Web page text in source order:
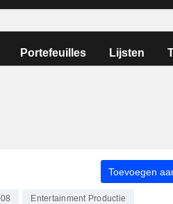
Portefeuilles Lijsten
Toevoegen
Entertainment Productie